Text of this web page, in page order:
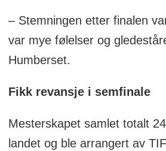
– Stemningen etter finalen
var mye følelser og
Humberset.
Fikk revansje i semfinale
Mesterskapet samlet totalt
landet og ble arrangert av